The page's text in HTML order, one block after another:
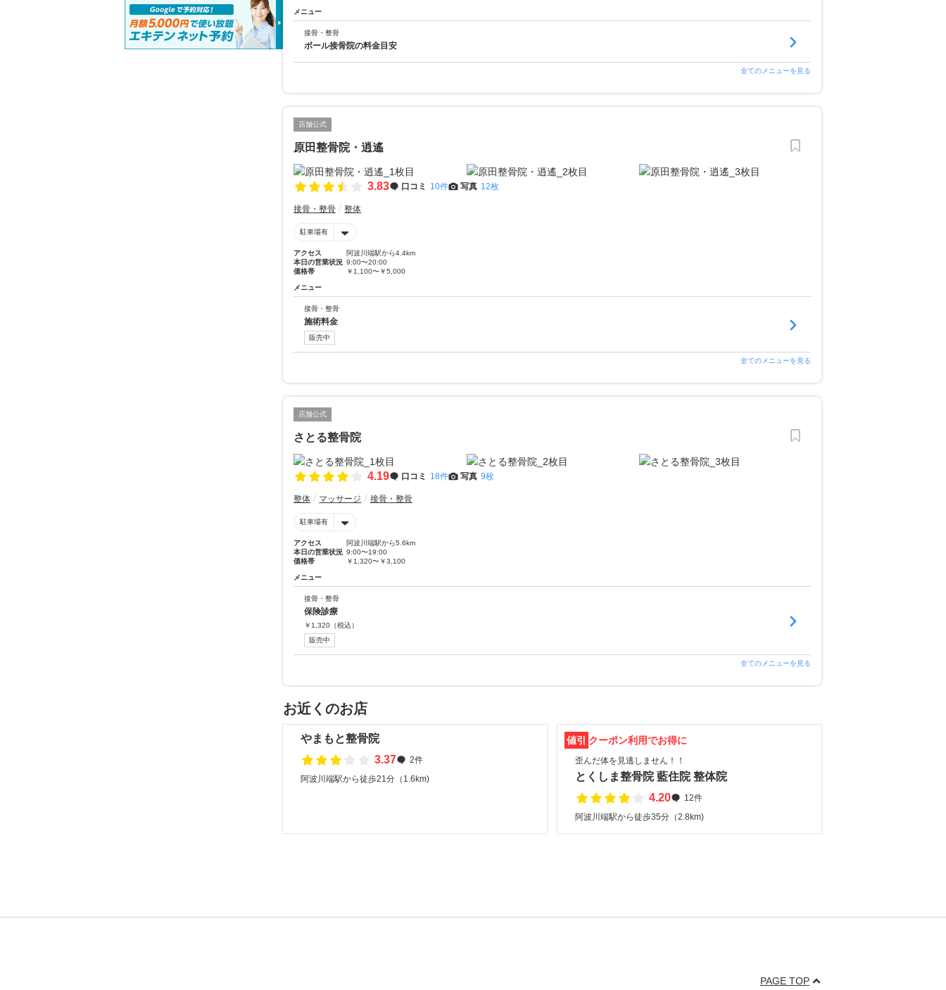
メニュー
接骨・整骨
ボール接骨院の料金目安
全てのメニューを見る
店舗公式
原田整骨院・逍遙
3.83 口コミ 10件 写真 12枚
接骨・整骨 整体
駐車場有
アクセス
阿波川端駅から4.4km
本日の営業状況 9:00〜20:00
価格帯
￥1,100〜￥5,000
メニュー
接骨・整骨
施術料金
販売中
全てのメニューを見る
店舗公式
さとる整骨院
4.19 口コミ 18件 写真 9枚
整体 マッサージ 接骨・整骨
駐車場有
アクセス
阿波川端駅から5.6km
本日の営業状況 9:00〜19:00
価格帯
￥1,320〜￥3,100
メニュー
接骨・整骨
保険診療
￥ 1,320 （税込）
販売中
全てのメニューを見る
お近くのお店
やまもと整骨院
3.37
2件
阿波川端駅から徒歩21分（1.6km)
値引 クーポン利用でお得に
歪んだ体を見逃しません！！
とくしま整骨院 藍住院 整体院
4.20
12件
阿波川端駅から徒歩35分（2.8km)
PAGE TOP